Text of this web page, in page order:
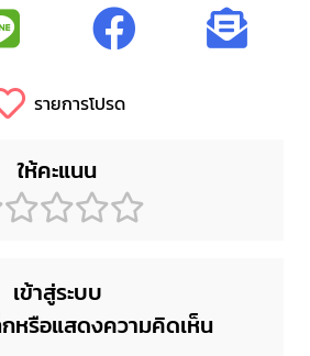
รายการโปรด
ให้คะแนน
เข้าสู่ระบบ
หรือแสดงความคิดเห็น